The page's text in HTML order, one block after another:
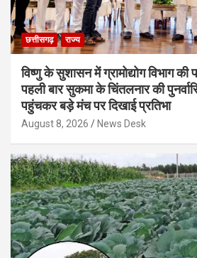
छत्तीसगढ़ राज्य
विष्णु के सुशासन में ग्रामोद्योग विभाग
पहली बार सुकमा के चिंतलनार की
पहुंचकर बड़े मंच पर दिखाई प्रतिभा
August 8, 2026 News Desk